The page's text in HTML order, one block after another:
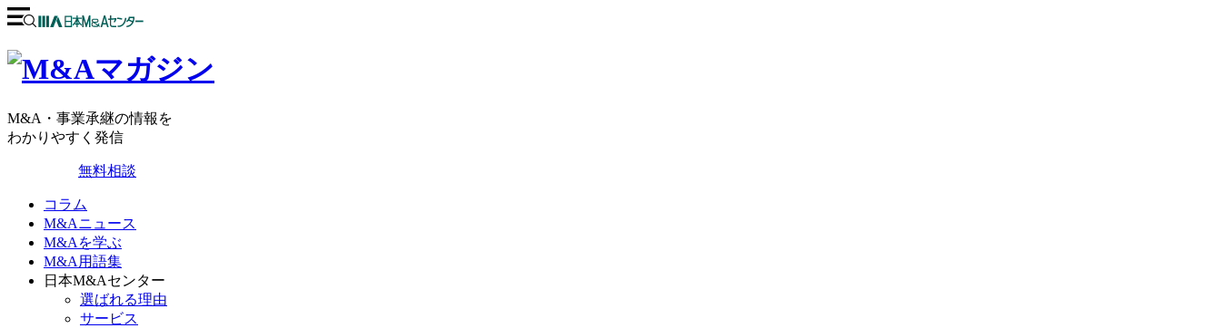
M&A・事業承継の情報を
わかりやすく発信
無料相談
コラム
M&Aニュース
M&Aを学ぶ
M&A用語集
日本M&Aセンター
選ばれる理由
サービス